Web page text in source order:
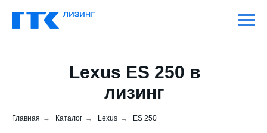
Lexus ES 250 в
лизинг
Главная → Каталог → Lexus → ES 250